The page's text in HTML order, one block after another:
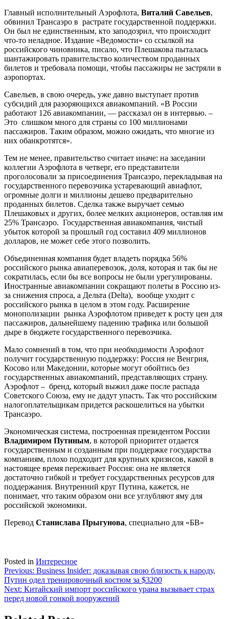
Главный исполнительный Аэрофлота, Виталий Савельев,
обвинил Трансаэро в растрате государственной поддержки.
Он был не единственным, кто заподозрил, что происходит
что-то неладное. Издание «Ведомости» со ссылкой на
российского чиновника, писало, что Плешакова пыталась
шантажировать правительство количеством проданных
билетов и требовала помощи, чтобы пассажиры не застряли в
аэропортах.
Савельев, в свою очередь, уже давно выступает против
субсидий для разоряющихся авиакомпаний. «В России
работают 126 авиакомпании, — рассказал он в интервью. –
Это слишком много для страны со 100 миллионами
пассажиров. Таким образом, можно ожидать, что многие из
них обанкротятся».
Тем не менее, правительство считает иначе: на заседании
коллегии Аэрофлота в четверг, его представители
проголосовали за присоединения Трансаэро, перекладывая на
государственного перевозчика устаревающий авиафлот,
огромные долги и миллионы дешево предварительно
проданных билетов. Сделка также выручает семью
Плешаковых и других, более мелких акционеров, оставляя им
25% Трансаэро. Государственная авиакомпания, чистый
убыток которой за прошлый год составил 409 миллионов
долларов, не может себе этого позволить.
Объединенная компания будет владеть порядка 56%
российского рынка авиаперевозок, доля, которая и так бы не
сократилась, если бы все вопросы не были урегулированы.
Иностранные авиакомпании сокращают полеты в Россию из-
за снижения спроса, а Дельта (Delta), вообще уходит с
российского рынка в целом в этом году. Расширение
монополизации рынка Аэрофлотом приведет к росту цен для
пассажиров, дальнейшему падению трафика или большой
дыре в бюджете государственного перевозчика.
Мало сомнений в том, что при необходимости Аэрофлот
получит государственную поддержку: Россия не Венгрия,
Косово или Македонии, которые могут обойтись без
государственных авиакомпаний, представляющих страну.
Аэрофлот – бренд, который выжил даже после распада
Советского Союза, ему не дадут упасть. Так что российским
налогоплательщикам придется раскошелиться на убытки
Трансаэро.
Экономическая система, построенная президентом России
Владимиром Путиным, в которой приоритет отдается
государственным и созданным при поддержке государства
компаниям, плохо подходит для крупных кризисов, какой в
настоящее время переживает Россия: она не является
достаточно гибкой и требует государственных ресурсов для
поддержания. Внутренний круг Путина, кажется, не
понимает, что таким образом они все углубляют яму для
российской экономики.
Перевод Станислава Прыгунова, специально для «БВ»
Posted in Интересное
Навигация
по
записям
Previous: Business Insider: доказывая свою близость к народу,
Путин одел тренировочный костюм за $3200
Next: Китайский импорт российского урана вызывает страх
перед новой гонкой вооружений